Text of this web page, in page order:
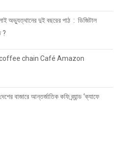
অভ্যুত্থানের দুই বছরের পাঠ : ডিজিটাল
?
chain Café Amazon
বাজারে আন্তর্জাতিক কফি ব্র্যান্ড ‘ক্যাফে